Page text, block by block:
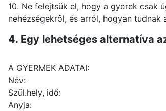
10. Ne felejtsük el, hogy a gyerek csak
nehézségekről, és arról, hogyan tudnak
4. Egy lehetséges alternatíva
A GYERMEK ADATAI:
Név:
Szül.hely, idő:
Anyja: